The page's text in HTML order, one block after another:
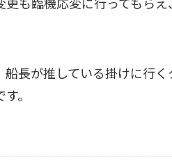
船長が推している掛けに行
。